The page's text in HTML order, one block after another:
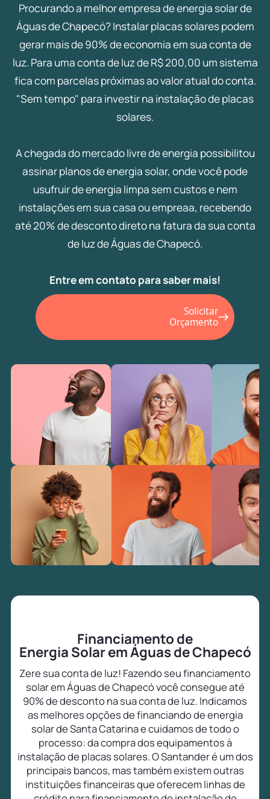
Procurando a melhor empresa de energia solar de
Águas de Chapecó? Instalar placas solares podem
gerar mais de 90% de economia em sua conta de
luz. Para uma conta de luz de R$ 200,00 um sistema
fica com parcelas próximas ao valor atual do conta.
"Sem tempo" para investir na instalação de placas
solares.
A chegada do mercado livre de energia possibilitou
assinar planos de energia solar, onde você pode
usufruir de energia limpa sem custos e nem
instalações em sua casa ou empreaa, recebendo
até 20% de desconto direto na fatura da sua conta
de luz de Águas de Chapecó.
Entre em contato para saber mais!
Solicitar
Orçamento
Financiamento de
Energia Solar em Águas de Chapecó
Zere sua conta de luz! Fazendo seu financiamento
solar em Águas de Chapecó você consegue até
90% de desconto na sua conta de luz. Indicamos
as melhores opções de financiando de energia
solar de Santa Catarina e cuidamos de todo o
processo: da compra dos equipamentos à
instalação de placas solares. O Santander é um dos
principais bancos, mas também existem outras
instituições financeiras que oferecem linhas de